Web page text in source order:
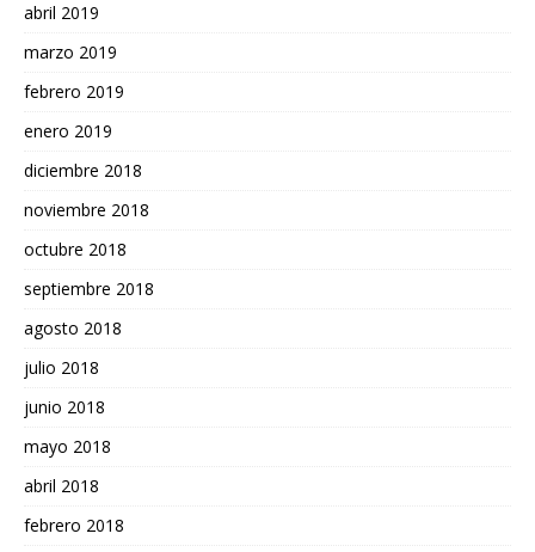
abril 2019
marzo 2019
febrero 2019
enero 2019
diciembre 2018
noviembre 2018
octubre 2018
septiembre 2018
agosto 2018
julio 2018
junio 2018
mayo 2018
abril 2018
febrero 2018